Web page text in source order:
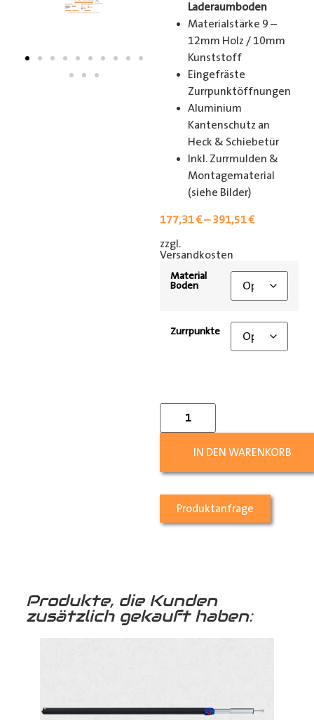
Laderaumboden
Materialstärke 9 –
12mm Holz / 10mm
Kunststoff
Eingefräste
Zurrpunktöffnungen
Aluminium
Kantenschutz an
Heck & Schiebetür
Inkl. Zurrmulden &
Montagematerial
(siehe Bilder)
177,31€–391,51€
zzgl.
Versandkosten
Material
Boden
Zurrpunkte
IN DEN WARENKORB
Produktanfrage
Produkte, die Kunden
zusätzlich gekauft haben: